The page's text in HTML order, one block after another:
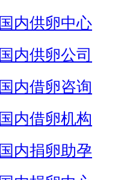
国内供卵中心
国内供卵公司
国内借卵咨询
国内借卵机构
国内捐卵助孕